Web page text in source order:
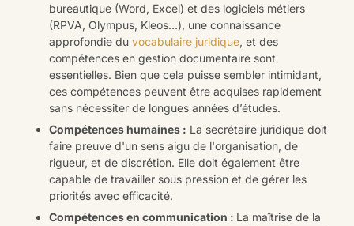
bureautique (Word, Excel) et des logiciels métiers
(RPVA, Olympus, Kleos…), une connaissance
approfondie duvocabulaire juridique, et des
compétences en gestion documentaire sont
essentielles. Bien que cela puisse sembler intimidant,
ces compétences peuvent être acquises rapidement
sans nécessiter de longues années d’études.
Compétences humaines : La secrétaire juridique doit
faire preuve d'un sens aigu de l'organisation, de
rigueur, et de discrétion. Elle doit également être
capable de travailler sous pression et de gérer les
priorités avec efficacité.
Compétences en communication : La maîtrise de la